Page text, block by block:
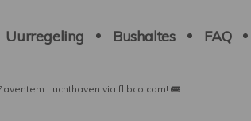
Uurregeling Bushaltes FAQ
Luchthaven via flibco.com! 🚌